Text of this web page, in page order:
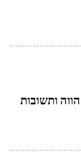
ותשובות